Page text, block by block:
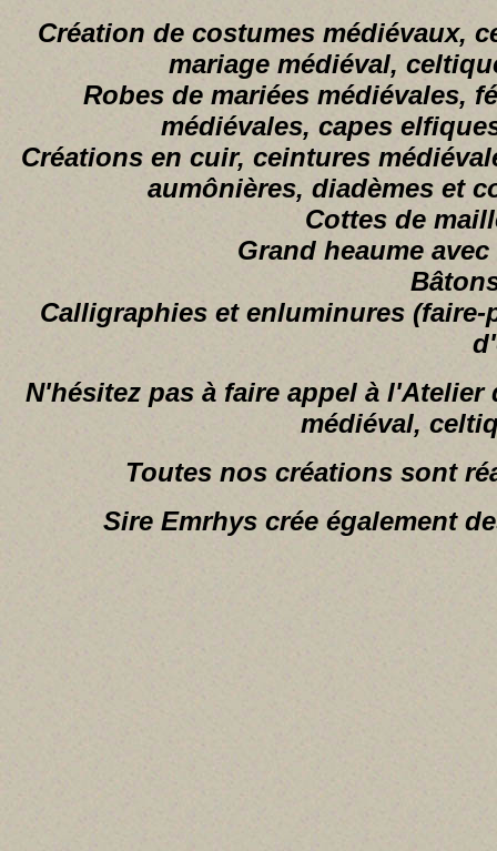
Création de costumes médiévaux,
mariage médiéval,
Robes de mariées médiévales,
médiévales, capes
Créations en cuir, ceintures
aumônières, diadèmes et
Cottes de
Grand heaume
Calligraphies et enluminures
N'hésitez pas à faire appel à
médiéval,
Toutes nos créations sont
Sire Emrhys crée également